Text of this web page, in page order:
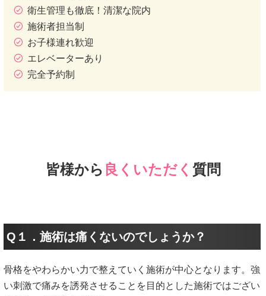
衛生管理も徹底！清潔な院内
施術者担当制
お子様連れ歓迎
エレベーターあり
完全予約制
皆様から 良くいただく 質問
Q１．施術は痛くないのでしょうか？
骨格をやわらかい力で整えていく施術が中心となります。強
い刺激で痛みを誘発させることを目的とした施術ではござい